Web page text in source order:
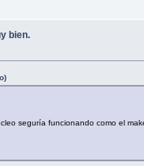
bien.
seguría funcionando como el